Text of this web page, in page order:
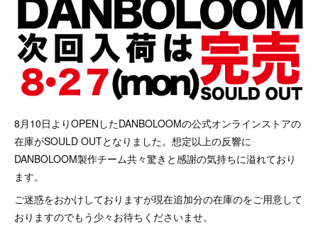
8月10日よりOPENしたDANBOLOOMの公式オンラインストアの
在庫がSOULD OUTとなりました。想定以上の反響に
DANBOLOOM製作チーム共々驚きと感謝の気持ちに溢れており
ます。
ご迷惑をおかけしておりますが現在追加分の在庫のをご用意して
おりますのでもう少々お待ちくださいませ。